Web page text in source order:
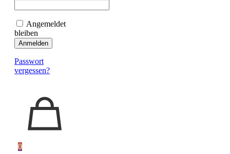
Angemeldet
bleiben
Anmelden
Passwort
vergessen?
0